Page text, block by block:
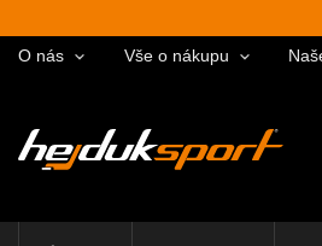
O nás Vše o nákupu